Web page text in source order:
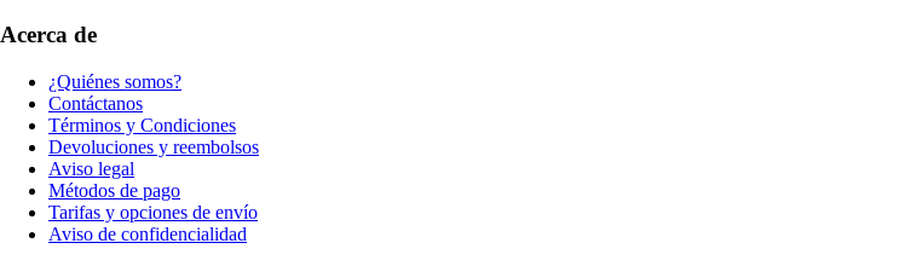
Acerca de
¿Quiénes somos?
Contáctanos
Términos y Condiciones
Devoluciones y reembolsos
Aviso legal
Métodos de pago
Tarifas y opciones de envío
Aviso de confidencialidad